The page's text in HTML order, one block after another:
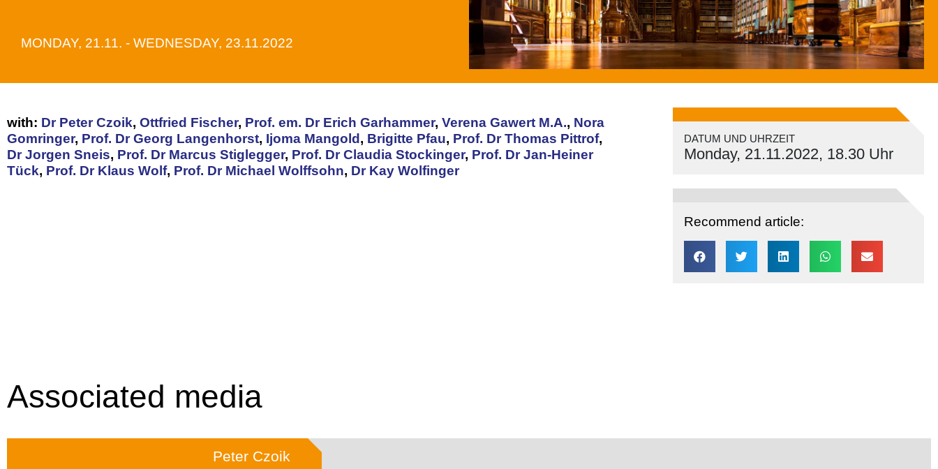
MONDAY, 21.11. - WEDNESDAY, 23.11.2022
with: Dr Peter Czoik, Ottfried Fischer, Prof. em. Dr Erich Garhammer, Verena Gawert M.A., Nora
Gomringer, Prof. Dr Georg Langenhorst, Ijoma Mangold, Brigitte Pfau, Prof. Dr Thomas Pittrof,
Dr Jorgen Sneis, Prof. Dr Marcus Stiglegger, Prof. Dr Claudia Stockinger, Prof. Dr Jan-Heiner
Tück, Prof. Dr Klaus Wolf, Prof. Dr Michael Wolffsohn, Dr Kay Wolfinger
DATUM UND UHRZEIT
Monday, 21.11.2022, 18.30 Uhr
Recommend article:
Associated media
Peter Czoik